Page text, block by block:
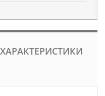
ХАРАКТЕРИСТИКИ